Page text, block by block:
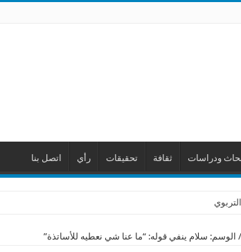
ودراسات ثقافة تحقيقات رأي اتصل بنا
/ الوسم: سلام ينفي قوله: “ما عنا شي نعطيه للأساتذة”